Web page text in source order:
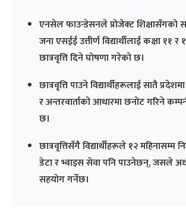
एनसेल फाउन्डेसनले प्रोजेक्ट शिक्षासँगको
जना एसईई उत्तीर्ण विद्यार्थीलाई कक्षा ११
छात्रवृत्ति दिने घोषणा गरेको छ।
छात्रवृत्ति पाउने विद्यार्थीहरूलाई सातै
र अन्तरवार्ताको आधारमा छनोट गरिने
छ।
छात्रवृत्तिसँगै विद्यार्थीहरूले १२ महिनासम्म
डेटा र भ्वाइस सेवा पनि पाउनेछन्, जसले
सहयोग गर्नेछ।